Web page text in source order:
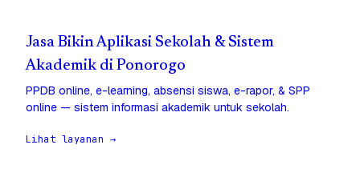
Jasa Bikin Aplikasi Sekolah & Sistem
Akademik di Ponorogo
PPDB online, e-learning, absensi siswa, e-rapor, & SPP
online — sistem informasi akademik untuk sekolah.
Lihat layanan →